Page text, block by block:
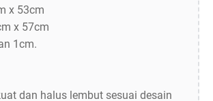
x 53cm
x 57cm
1cm.
dan halus lembut sesuai desain